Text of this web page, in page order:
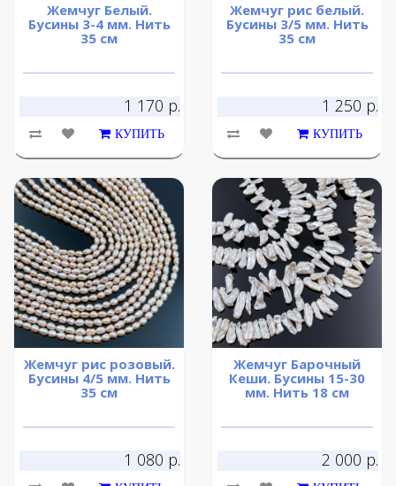
Жемчуг Белый.
Бусины 3-4 мм. Нить
35 см
1 170 р.
КУПИТЬ
Жемчуг рис белый.
Бусины 3/5 мм. Нить
35 см
1 250 р.
КУПИТЬ
Жемчуг рис розовый.
Бусины 4/5 мм. Нить
35 см
1 080 р.
Жемчуг Барочный
Кеши. Бусины 15-30
мм. Нить 18 см
2 000 р.